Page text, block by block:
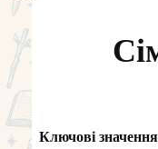
Ключові